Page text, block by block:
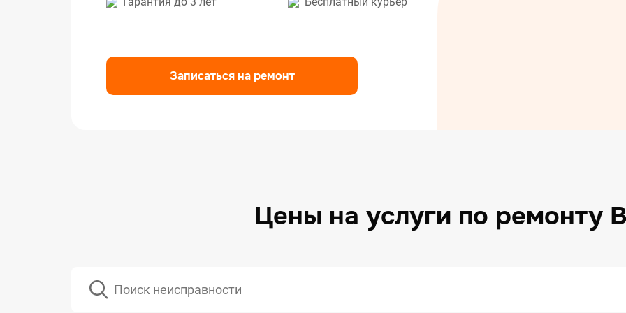
Ремонт электрических плит
Записаться на ремонт
Цены на услуги по ремонту